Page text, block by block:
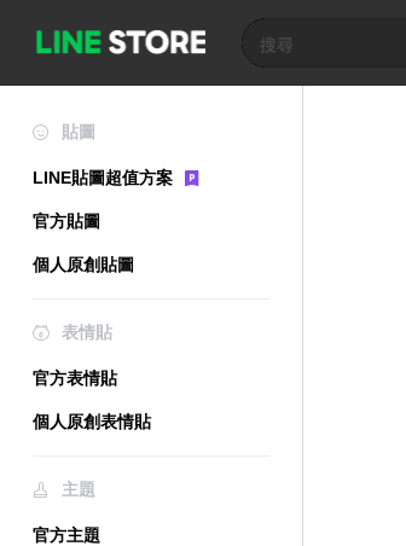
貼圖
LINE貼圖超值方案
官方貼圖
個人原創貼圖
表情貼
官方表情貼
個人原創表情貼
主題
官方主題